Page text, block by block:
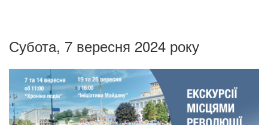
Субота, 7 вересня 2024 року